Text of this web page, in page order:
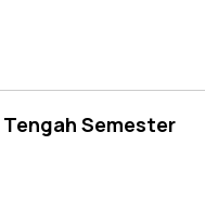
Semester